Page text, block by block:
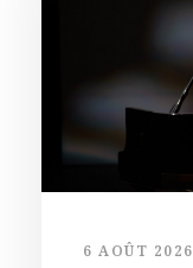
6 AOÛT 2026